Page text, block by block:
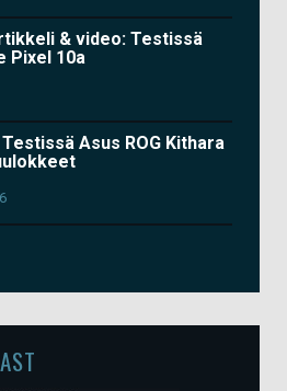
& video: Testissä
Pixel 10a
Asus ROG Kithara